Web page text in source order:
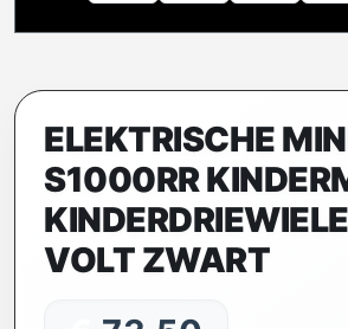
ELEKTRISCHE
S1000RR
VOLT ZWART